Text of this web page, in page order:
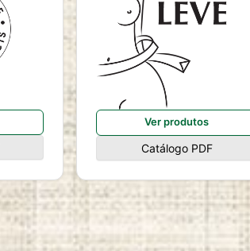
Ver produtos
Catálogo PDF